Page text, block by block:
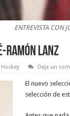
ENTREVISTA CON
RAMÓN LANZ
Hockey Deja un
El nuevo
selección de